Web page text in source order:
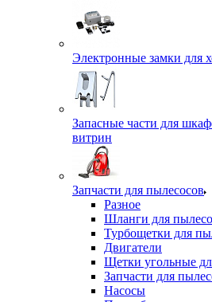
Электронные замки для
Запасные части для
витрин
Запчасти для пылесосов
Разное
Шланги для
Турбощетки для
Двигатели
Щетки угольные
Запчасти для
Насосы